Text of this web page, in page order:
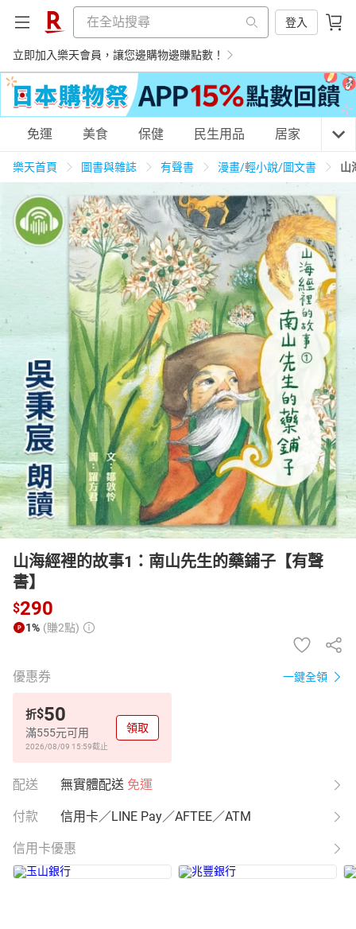
登入
立即加入樂天會員，讓您邊購物邊賺點數！
購物網分類
天天免運 美食蛋糕 養生保健 民生用品
居家生活 3C家電 運動休閒 親子玩具
女裝 男裝 化妝保養 情趣用品
日本購物 電子/紙本書
HOT
免運 美食 保健 民生用品 居家 3C
樂天首頁 圖書與雜誌 有聲書 漫畫/輕小說/圖文書 山
山海經裡的故事1：南山先生的藥鋪子【有聲
書】
$290
1% (賺2點)
優惠券 一鍵全領
折$50
滿555元可用
2026/08/09 15:59截止
領取
配送 無實體配送 免運
付款 信用卡／LINE Pay／AFTEE／ATM
信用卡優惠